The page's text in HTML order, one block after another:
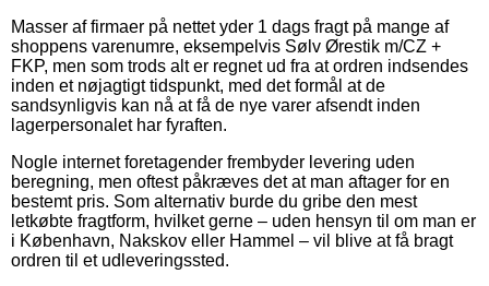
Masser af firmaer på nettet yder 1 dags fragt på mange af
shoppens varenumre, eksempelvis Sølv Ørestik m/CZ +
FKP, men som trods alt er regnet ud fra at ordren indsendes
inden et nøjagtigt tidspunkt, med det formål at de
sandsynligvis kan nå at få de nye varer afsendt inden
lagerpersonalet har fyraften.
Nogle internet foretagender frembyder levering uden
beregning, men oftest påkræves det at man aftager for en
bestemt pris. Som alternativ burde du gribe den mest
letkøbte fragtform, hvilket gerne – uden hensyn til om man er
i København, Nakskov eller Hammel – vil blive at få bragt
ordren til et udleveringssted.